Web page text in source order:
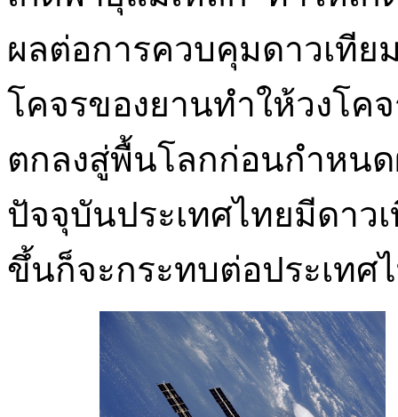
ผลต่อการควบคุมดาวเทีย
โคจรของยานทำให้วงโค
ตกลงสู่พื้นโลกก่อนกำหน
ปัจจุบันประเทศไทยมีดาว
ขึ้นก็จะกระทบต่อประเทศ